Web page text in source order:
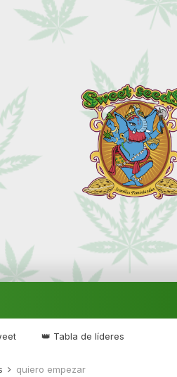
👑 Tabla de líderes
quiero empezar